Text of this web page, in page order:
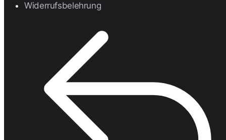
Widerrufsbelehrung